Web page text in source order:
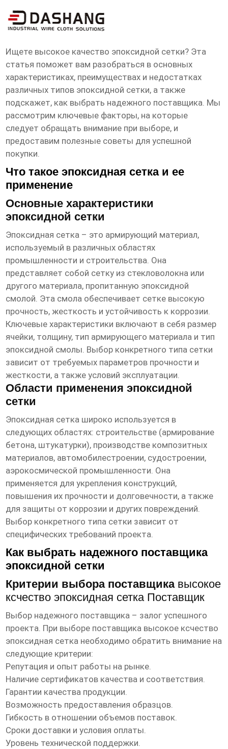
высокое ксчество эпоксидная сетка
Поставщик
Ищете высокое качество эпоксидной сетки? Эта
статья поможет вам разобраться в основных
характеристиках, преимуществах и недостатках
различных типов эпоксидной сетки, а также
подскажет, как выбрать надежного поставщика. Мы
рассмотрим ключевые факторы, на которые
следует обращать внимание при выборе, и
предоставим полезные советы для успешной
покупки.
Что такое эпоксидная сетка и ее
применение
Основные характеристики
эпоксидной сетки
Эпоксидная сетка – это армирующий материал,
используемый в различных областях
промышленности и строительства. Она
представляет собой сетку из стекловолокна или
другого материала, пропитанную эпоксидной
смолой. Эта смола обеспечивает сетке высокую
прочность, жесткость и устойчивость к коррозии.
Ключевые характеристики включают в себя размер
ячейки, толщину, тип армирующего материала и тип
эпоксидной смолы. Выбор конкретного типа сетки
зависит от требуемых параметров прочности и
жесткости, а также условий эксплуатации.
Области применения эпоксидной
сетки
Эпоксидная сетка широко используется в
следующих областях: строительстве (армирование
бетона, штукатурки), производстве композитных
материалов, автомобилестроении, судостроении,
аэрокосмической промышленности. Она
применяется для укрепления конструкций,
повышения их прочности и долговечности, а также
для защиты от коррозии и других повреждений.
Выбор конкретного типа сетки зависит от
специфических требований проекта.
Как выбрать надежного поставщика
эпоксидной сетки
Критерии выбора поставщика высокое
ксчество эпоксидная сетка Поставщик
Выбор надежного поставщика – залог успешного
проекта. При выборе поставщика высокое ксчество
эпоксидная сетка необходимо обратить внимание на
следующие критерии:
Репутация и опыт работы на рынке.
Наличие сертификатов качества и соответствия.
Гарантии качества продукции.
Возможность предоставления образцов.
Гибкость в отношении объемов поставок.
Сроки доставки и условия оплаты.
Уровень технической поддержки.